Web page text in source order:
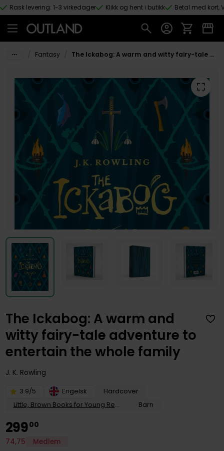
Hopp til hovedinnhold
Rask levering: 1-3 virkedager Klikk og hent i butikk Betal med kort,
Fantasy The Ickabog: A warm and witty fairy-tale adventure to entertain the whole family
The Ickabog: A warm and
witty fairy-tale adventure to
entertain the whole family
J. K. Rowling
3.9/5 Engelsk
Hardcover
Little, Brown Books for Young Readers
Barn
29900
74,75 Medlem